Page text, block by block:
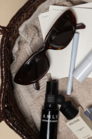
1
(ELLER
OM DU VIL)